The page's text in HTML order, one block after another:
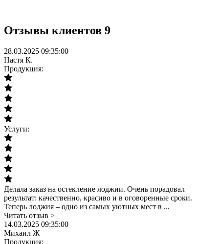
Отзывы клиентов 9
28.03.2025 09:35:00
Настя К.
Продукция:
Услуги:
Делала заказ на остекление лоджии. Очень порадовал
результат: качественно, красиво и в оговоренные сроки.
Теперь лоджия – одно из самых уютных мест в ...
Читать отзыв >
14.03.2025 09:35:00
Михаил Ж
Продукция: